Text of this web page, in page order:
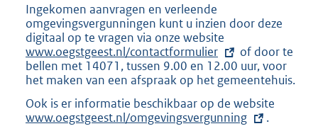
Ingekomen aanvragen en verleende
omgevingsvergunningen kunt u inzien door deze
digitaal op te vragen via onze website
x
t
e
n
e
www.oegstgeest.nl/contactformulier
of door te
bellen met 14071, tussen 9.00 en 12.00 uur, voor
het maken van een afspraak op het gemeentehuis.
Ook is er informatie beschikbaar op de website
www.oegstgeest.nl/omgevingsvergunning .